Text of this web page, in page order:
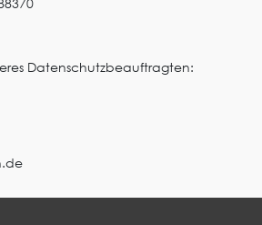
Datenschutzbeauftragten: